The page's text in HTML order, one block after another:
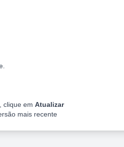
clique em Atualizar
mais recente